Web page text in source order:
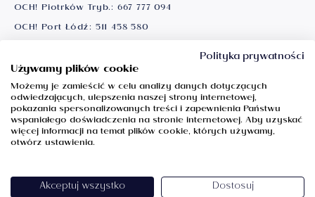
Ważne informacje
OCH! Piotrków Tryb.: 667 777 094
OCH! Port Łódź: 511 458 580
Obserwuj nas
Facebook
Instagram
Polityka prywatności
Używamy plików cookie
Możemy je zamieścić w celu analizy danych dotyczących
odwiedzających, ulepszenia naszej strony internetowej,
pokazania spersonalizowanych treści i zapewnienia Państwu
wspaniałego doświadczenia na stronie internetowej. Aby uzyskać
więcej informacji na temat plików cookie, których używamy,
otwórz ustawienia.
Akceptuj wszystko Dostosuj